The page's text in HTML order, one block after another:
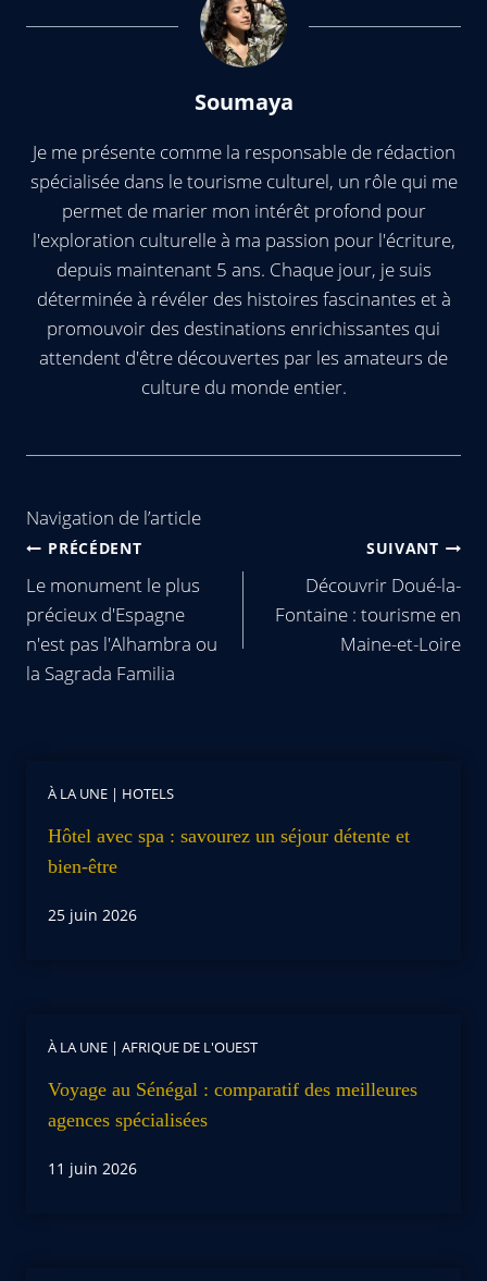
Soumaya
Je me présente comme la responsable de rédaction
spécialisée dans le tourisme culturel, un rôle qui me
permet de marier mon intérêt profond pour
l'exploration culturelle à ma passion pour l'écriture,
depuis maintenant 5 ans. Chaque jour, je suis
déterminée à révéler des histoires fascinantes et à
promouvoir des destinations enrichissantes qui
attendent d'être découvertes par les amateurs de
culture du monde entier.
Navigation de l’article
PRÉCÉDENT
Le monument le plus
précieux d'Espagne
n'est pas l'Alhambra ou
la Sagrada Familia
SUIVANT
Découvrir Doué-la-
Fontaine : tourisme en
Maine-et-Loire
À LA UNE | HOTELS
Hôtel avec spa : savourez un séjour détente et
bien-être
25 juin 2026
À LA UNE | AFRIQUE DE L'OUEST
Voyage au Sénégal : comparatif des meilleures
agences spécialisées
11 juin 2026